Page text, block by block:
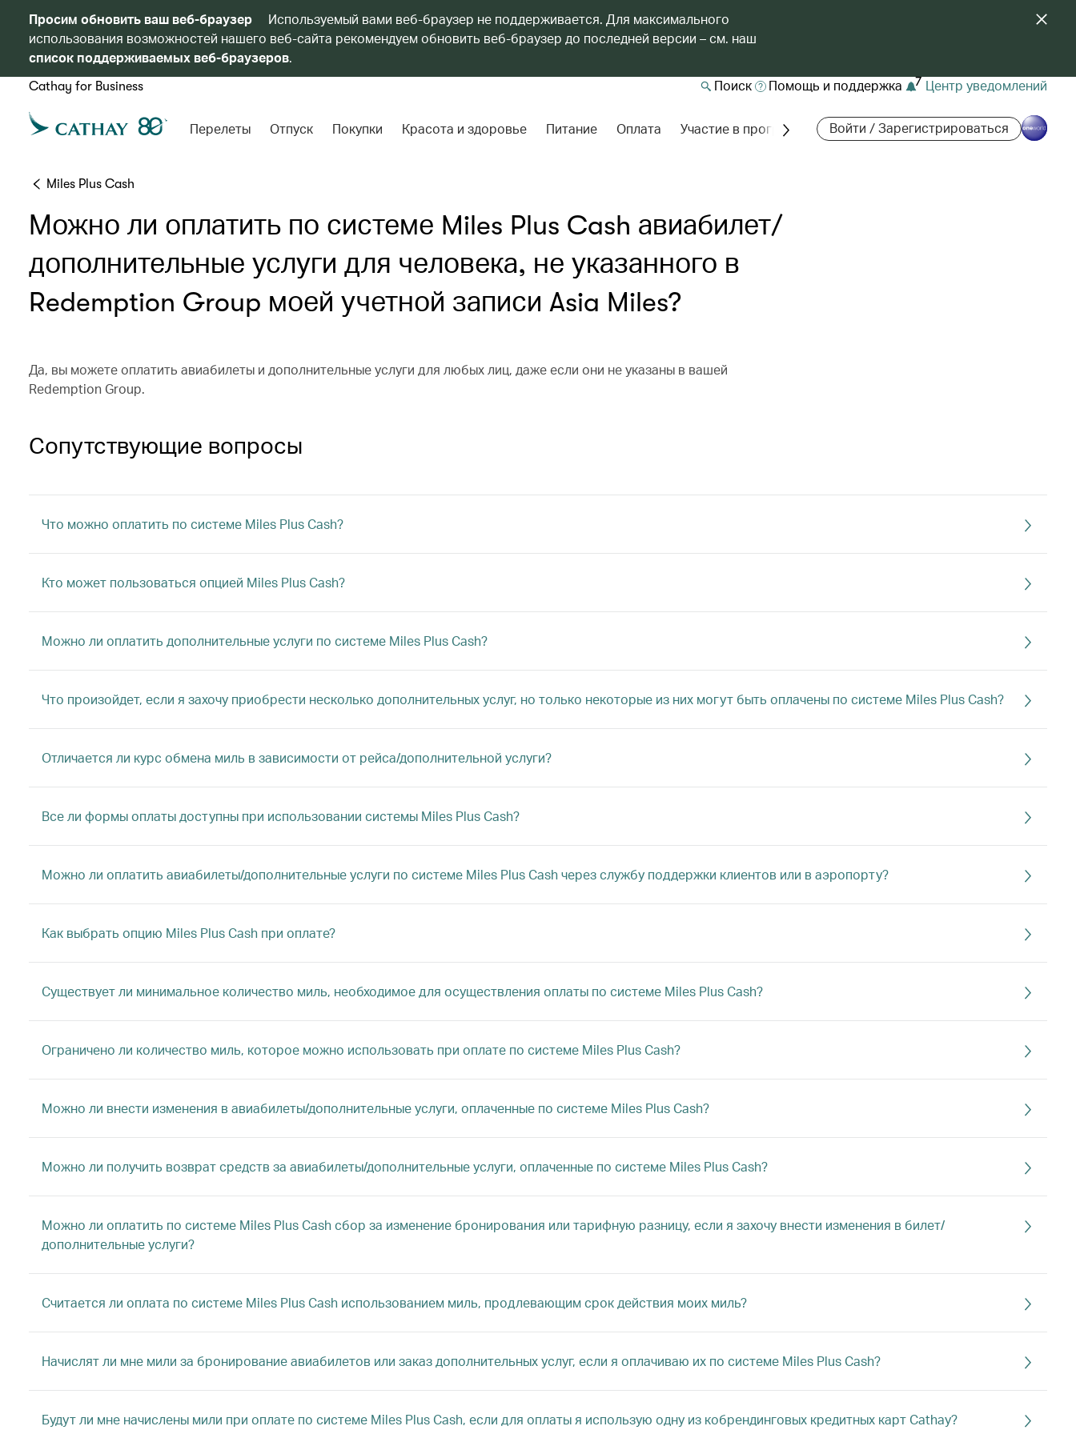
Просим обновить ваш веб-браузер
Используемый вами веб-браузер не поддерживается. Для максимального
использования возможностей нашего веб-сайта рекомендуем обновить веб-браузер до последней версии – см. наш
список поддерживаемых веб-браузеров.
Cathay for Business Поиск Помощь и поддержка 7 Центр уведомлений
Перелеты Отпуск Покупки Красота и здоровье Питание Оплата Участие в программе Войти / Зарегистрироваться
Miles Plus Cash
Можно ли оплатить по системе Miles Plus Cash авиабилет/
дополнительные услуги для человека, не указанного в
Redemption Group моей учетной записи Asia Miles?
Да, вы можете оплатить авиабилеты и дополнительные услуги для любых лиц, даже если они не указаны в вашей
Redemption Group.
Сопутствующие вопросы
Что можно оплатить по системе Miles Plus Cash?
Кто может пользоваться опцией Miles Plus Cash?
Можно ли оплатить дополнительные услуги по системе Miles Plus Cash?
Что произойдет, если я захочу приобрести несколько дополнительных услуг, но только некоторые из них могут быть оплачены по системе Miles Plus Cash?
Отличается ли курс обмена миль в зависимости от рейса/дополнительной услуги?
Все ли формы оплаты доступны при использовании системы Miles Plus Cash?
Можно ли оплатить авиабилеты/дополнительные услуги по системе Miles Plus Cash через службу поддержки клиентов или в аэропорту?
Как выбрать опцию Miles Plus Cash при оплате?
Существует ли минимальное количество миль, необходимое для осуществления оплаты по системе Miles Plus Cash?
Ограничено ли количество миль, которое можно использовать при оплате по системе Miles Plus Cash?
Можно ли внести изменения в авиабилеты/дополнительные услуги, оплаченные по системе Miles Plus Cash?
Можно ли получить возврат средств за авиабилеты/дополнительные услуги, оплаченные по системе Miles Plus Cash?
Можно ли оплатить по системе Miles Plus Cash сбор за изменение бронирования или тарифную разницу, если я захочу внести изменения в билет/
дополнительные услуги?
Считается ли оплата по системе Miles Plus Cash использованием миль, продлевающим срок действия моих миль?
Начислят ли мне мили за бронирование авиабилетов или заказ дополнительных услуг, если я оплачиваю их по системе Miles Plus Cash?
Будут ли мне начислены мили при оплате по системе Miles Plus Cash, если для оплаты я использую одну из кобрендинговых кредитных карт Cathay?